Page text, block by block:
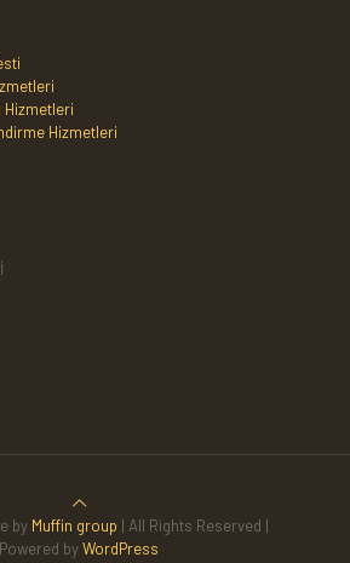
Hizmetleri
by Muffin group | All Rights Reserved |
Powered byWordPress